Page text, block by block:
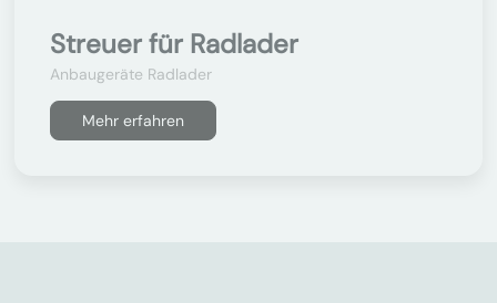
Streuer für Radlader
Anbaugeräte Radlader
Mehr erfahren